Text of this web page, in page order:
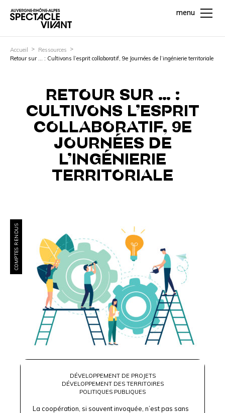
menu
Accueil
Ressources
Retour sur … : Cultivons l’esprit collaboratif, 9e Journées de l’ingénierie territoriale
RETOUR SUR … :
CULTIVONS L’ESPRIT
COLLABORATIF, 9E
JOURNÉES DE
L’INGÉNIERIE
TERRITORIALE
COMPTES RENDUS
DÉVELOPPEMENT DE PROJETS
DÉVELOPPEMENT DES TERRITOIRES
POLITIQUES PUBLIQUES
La coopération, si souvent invoquée, n’est pas sans